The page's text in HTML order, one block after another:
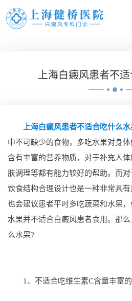
上海白癜风患者不
上海白癜风患者不适合吃什么
中不可缺少的食物，多吃水果对身
含有丰富的营养物质，对于补充人
肤调理等都有能力较好的帮助。而对
饮食结构合理设计也是一种非常具
也会建议患者平时多吃蔬菜和水果
水果并不适合白癜风患者食用。那
么水果?
1、不适合吃维生素C含量丰富的